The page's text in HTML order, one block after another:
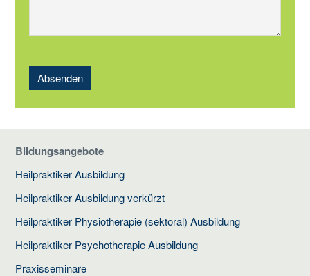
Absenden
Bildungsangebote
Heilpraktiker Ausbildung
Heilpraktiker Ausbildung verkürzt
Heilpraktiker Physiotherapie (sektoral) Ausbildung
Heilpraktiker Psychotherapie Ausbildung
Praxisseminare